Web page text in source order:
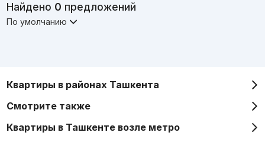
Найдено 0 предложений
По умолчанию
Квартиры в районах Ташкента
Смотрите также
Квартиры в Ташкенте возле метро